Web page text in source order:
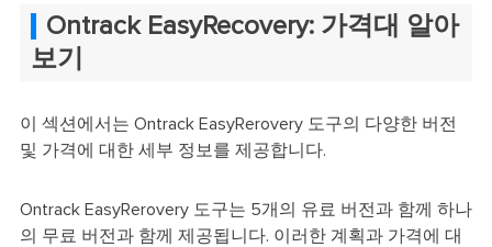
Ontrack EasyRecovery: 가격대 알아
보기
이 섹션에서는 Ontrack EasyRerovery 도구의 다양한 버전
및 가격에 대한 세부 정보를 제공합니다.
Ontrack EasyRerovery 도구는 5개의 유료 버전과 함께 하나
의 무료 버전과 함께 제공됩니다. 이러한 계획과 가격에 대